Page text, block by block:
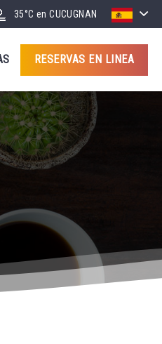
35°C en CUCUGNAN
RESERVAS EN LINEA